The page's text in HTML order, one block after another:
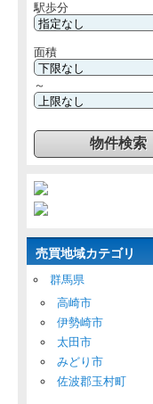
駅歩分
面積
～
売買地域カテゴリ
群馬県
高崎市
伊勢崎市
太田市
みどり市
佐波郡玉村町